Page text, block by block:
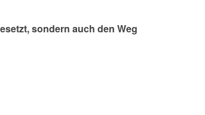
sondern auch den Weg